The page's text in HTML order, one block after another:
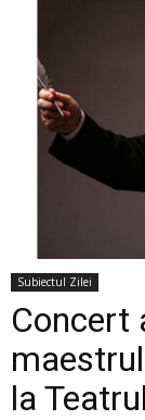
Subiectul Zilei
Concert
la